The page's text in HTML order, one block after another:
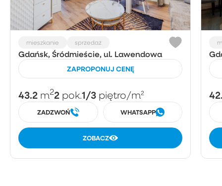
mieszkanie sprzedaż
Gdańsk, Śródmieście, ul. Lawendowa
ZAPROPONUJ CENĘ
43.2 m22 pok.1/3 piętro/m²
ZADZWOŃ WHATSAPP
ZOBACZ